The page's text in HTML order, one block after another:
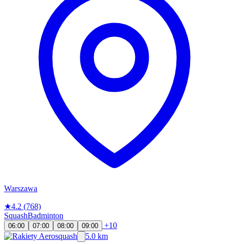
Warszawa
★4.2 (768)
SquashBadminton
06:00 07:00 08:00 09:00
+10
5.0 km